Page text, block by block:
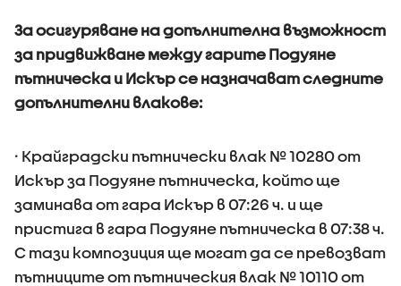
За осигуряване на допълнителна възможност
за придвижване между гарите Подуяне
пътническа и Искър се назначават следните
допълнителни влакове:
· Крайградски пътнически влак № 10280 от
Искър за Подуяне пътническа, който ще
заминава от гара Искър в 07:26 ч. и ще
пристига в гара Подуяне пътническа в 07:38 ч.
С тази композиция ще могат да се превозват
пътниците от пътническия влак № 10110 от